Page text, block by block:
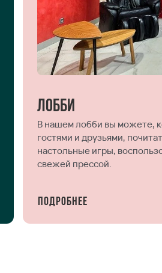
Лобби
В нашем лобби вы можете,
гостями и друзьями,
настольные игры,
свежей прессой.
Подробнее